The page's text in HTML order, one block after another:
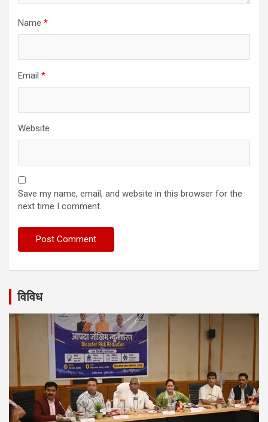
Name *
Email *
Website
Save my name, email, and website in this browser for the
next time I comment.
विविध